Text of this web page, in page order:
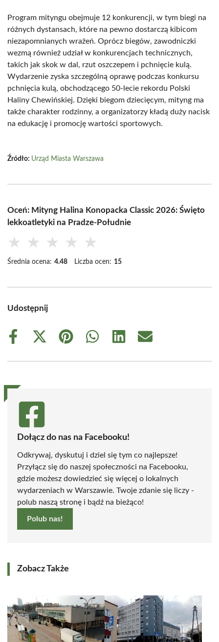
Program mityngu obejmuje 12 konkurencji, w tym biegi na
różnych dystansach, które na pewno dostarczą kibicom
niezapomnianych wrażeń. Oprócz biegów, zawodniczki
wezmą również udział w konkurencjach technicznych,
takich jak skok w dal, rzut oszczepem i pchnięcie kulą.
Wydarzenie zyska szczególną oprawę podczas konkursu
pchnięcia kulą, obchodzącego 50-lecie rekordu Polski
Haliny Chewińskiej. Dzięki biegom dziecięcym, mityng ma
także charakter rodzinny, a organizatorzy kładą duży nacisk
na edukację i promocję wartości sportowych.
Źródło: Urząd Miasta Warszawa
Oceń: Mityng Halina Konopacka Classic 2026: Święto
lekkoatletyki na Pradze-Południe
★ ★ ★ ★ ★
Średnia ocena: 4.48 Liczba ocen: 15
Udostępnij
Share
Share
(Twitter)
Share
Share
Share
Share
Dołącz do nas na Facebooku!
Odkrywaj, dyskutuj i dziel się tym co najlepsze!
Przyłącz się do naszej społeczności na Facebooku,
gdzie możesz dowiedzieć się więcej o lokalnych
wydarzeniach w Warszawie. Twoje zdanie się liczy -
polub naszą stronę i bądź na bieżąco!
Polub nas!
Zobacz Także